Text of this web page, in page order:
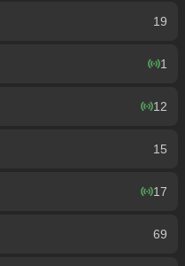
19
1
12
15
17
69